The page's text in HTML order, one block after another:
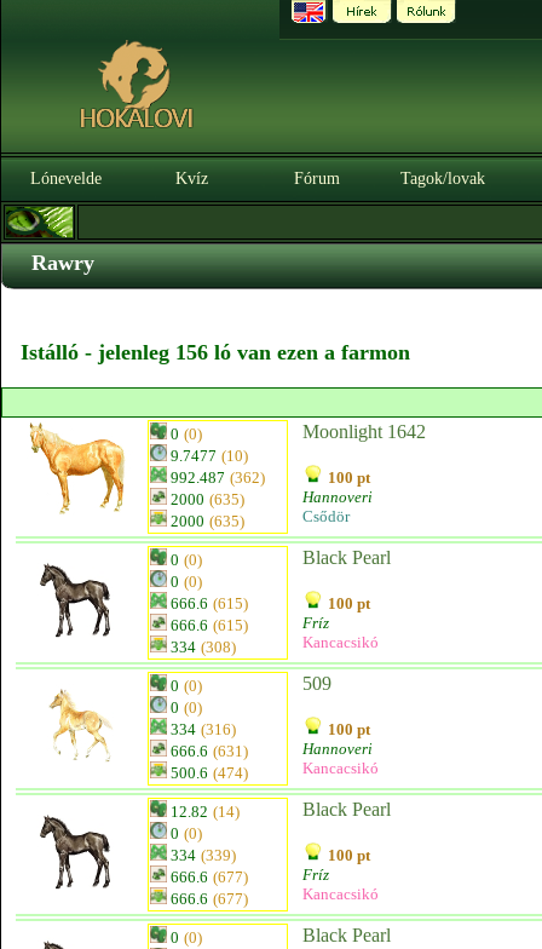
Lónevelde Kvíz Fórum Tagok/lovak
Rawry
Istálló - jelenleg 156 ló van ezen a farmon
0 (0)
9.7477 (10)
992.487 (362)
2000 (635)
2000 (635)
Moonlight 1642
100 pt
Hannoveri
Csődör
0 (0)
0 (0)
666.6 (615)
666.6 (615)
334 (308)
Black Pearl
100 pt
Fríz
Kancacsikó
0 (0)
0 (0)
334 (316)
666.6 (631)
500.6 (474)
509
100 pt
Hannoveri
Kancacsikó
12.82 (14)
0 (0)
334 (339)
666.6 (677)
666.6 (677)
Black Pearl
100 pt
Fríz
Kancacsikó
0 (0)
Black Pearl